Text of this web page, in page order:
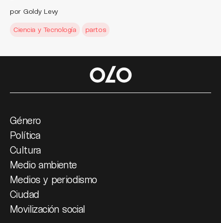
por Goldy Levy
Ciencia y Tecnología partos
Género
Política
Cultura
Medio ambiente
Medios y periodismo
Ciudad
Movilización social